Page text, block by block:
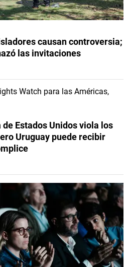
causan controversia;
las invitaciones
Estados Unidos viola los
Uruguay puede recibir